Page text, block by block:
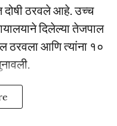
दोषी ठरवले आहे. उच्च
दिलेल्या तेजपाल
ठरवला आणि त्यांना १०